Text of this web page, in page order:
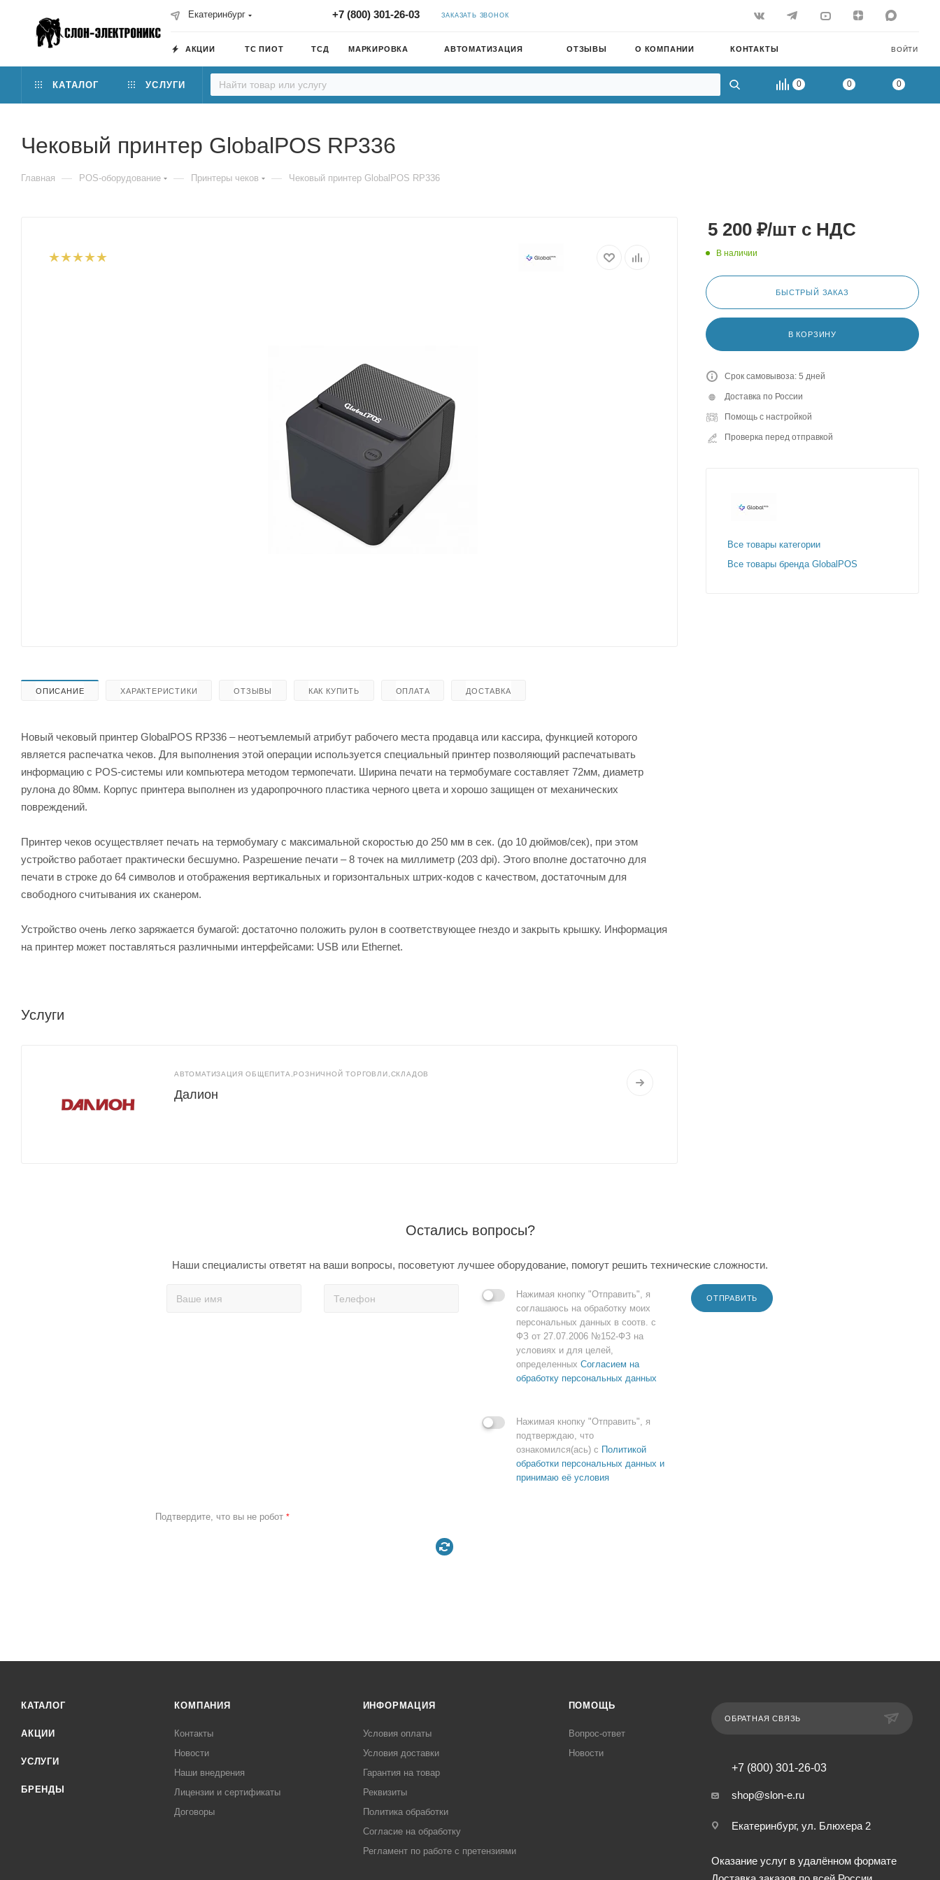
Екатеринбург +7 (800) 301-26-03 ЗАКАЗАТЬ ЗВОНОК
ВОЙТИ
АКЦИИ ТС ПИОТ ТСД МАРКИРОВКА АВТОМАТИЗАЦИЯ ОТЗЫВЫ О КОМПАНИИ КОНТАКТЫ
0 0 0
КАТАЛОГ УСЛУГИ
Чековый принтер GlobalPOS RP336
Главная — POS-оборудование — Принтеры чеков — Чековый принтер GlobalPOS RP336
ОПИСАНИЕ ХАРАКТЕРИСТИКИ ОТЗЫВЫ КАК КУПИТЬ ОПЛАТА ДОСТАВКА
Новый чековый принтер GlobalPOS RP336 – неотъемлемый атрибут рабочего места продавца или кассира, функцией которого
является распечатка чеков. Для выполнения этой операции используется специальный принтер позволяющий распечатывать
информацию с POS-системы или компьютера методом термопечати. Ширина печати на термобумаге составляет 72мм, диаметр
рулона до 80мм. Корпус принтера выполнен из ударопрочного пластика черного цвета и хорошо защищен от механических
повреждений.
Принтер чеков осуществляет печать на термобумагу с максимальной скоростью до 250 мм в сек. (до 10 дюймов/сек), при этом
устройство работает практически бесшумно. Разрешение печати – 8 точек на миллиметр (203 dpi). Этого вполне достаточно для
печати в строке до 64 символов и отображения вертикальных и горизонтальных штрих-кодов с качеством, достаточным для
свободного считывания их сканером.
Устройство очень легко заряжается бумагой: достаточно положить рулон в соответствующее гнездо и закрыть крышку. Информация
на принтер может поставляться различными интерфейсами: USB или Ethernet.
Услуги
АВТОМАТИЗАЦИЯ ОБЩЕПИТА,РОЗНИЧНОЙ ТОРГОВЛИ,СКЛАДОВ
Далион
5 200 ₽/шт с НДС
В наличии
БЫСТРЫЙ ЗАКАЗ
В КОРЗИНУ
Срок самовывоза: 5 дней
Доставка по России
Помощь с настройкой
Проверка перед отправкой
Все товары категории
Все товары бренда GlobalPOS
Остались вопросы?
Наши специалисты ответят на ваши вопросы, посоветуют лучшее оборудование, помогут решить технические сложности.
Нажимая кнопку "Отправить", я
соглашаюсь на обработку моих
персональных данных в соотв. с
ФЗ от 27.07.2006 №152-ФЗ на
условиях и для целей,
определенных Согласием на
обработку персональных данных
Нажимая кнопку "Отправить", я
подтверждаю, что
ознакомился(ась) с Политикой
обработки персональных данных и
принимаю её условия
ОТПРАВИТЬ
Подтвердите, что вы не робот *
КАТАЛОГ
АКЦИИ
УСЛУГИ
БРЕНДЫ
КОМПАНИЯ
Контакты
Новости
Наши внедрения
Лицензии и сертификаты
Договоры
ИНФОРМАЦИЯ
Условия оплаты
Условия доставки
Гарантия на товар
Реквизиты
Политика обработки
Согласие на обработку
Регламент по работе с претензиями
ПОМОЩЬ
Вопрос-ответ
Новости
ОБРАТНАЯ СВЯЗЬ
+7 (800) 301-26-03
shop@slon-e.ru
Екатеринбург, ул. Блюхера 2
Оказание услуг в удалённом формате